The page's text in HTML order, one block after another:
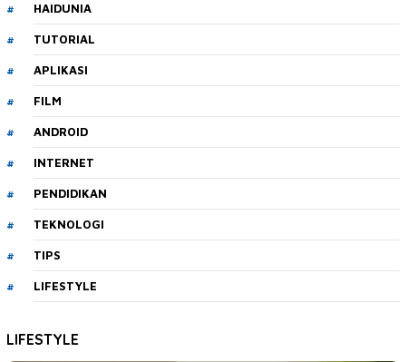
HAIDUNIA
TUTORIAL
APLIKASI
FILM
ANDROID
INTERNET
PENDIDIKAN
TEKNOLOGI
TIPS
LIFESTYLE
LIFESTYLE